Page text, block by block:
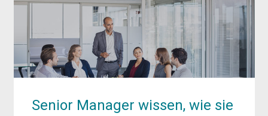
Senior Manager wissen, wie sie